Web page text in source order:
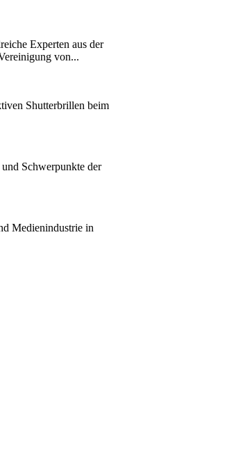
Experten aus der
von...
Shutterbrillen beim
Schwerpunkte der
Medienindustrie in